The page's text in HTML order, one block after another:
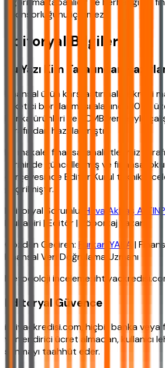
sponsorluğunu içermez.
Editoryal Bilgiler
Bu Yazı Kim Tarafından
Finansal ürün karşılaştırmaları, kredi
tüketici borçlanması alanında 10 yıl
banka ürünleri ve TCMB verileriyle
tarafından hazırlanmıştır.
Bu makale, finansal analistlerimiz
tarihinde güncellenmiş ve finansal
çerçevesinde Editör Kurul teknik
geçirilmiştir.
Editoryal Sorumlu:
Hava Akbaş
Muhabiri | Editör | Röportaj Yazarı
Gözden Geçiren: Furkan YAKA |
Finansal Veri Doğrulama Uzmanı
Metodoloji inceleme:
Editoryal Güvence
ihtiyackredisi.com, hiçbir banka veya
yönlendirici ücret almadan, kullanıcı
sunmayı taahhüt eder.